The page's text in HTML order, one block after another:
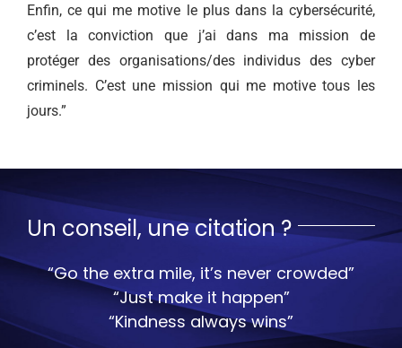
Enfin, ce qui me motive le plus dans la cybersécurité,
c’est la conviction que j’ai dans ma mission de
protéger des organisations/des individus des cyber
criminels. C’est une mission qui me motive tous les
jours.”
Un conseil, une citation ?
“Go the extra mile, it’s never crowded”
“Just make it happen”
“Kindness always wins”